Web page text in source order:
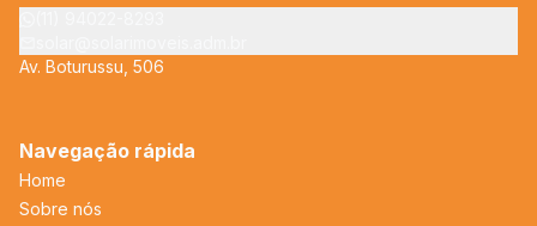
Av. Boturussu, 506
Navegação rápida
Home
Sobre nós